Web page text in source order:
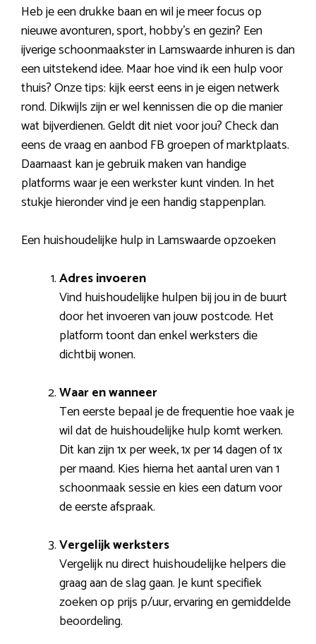
Heb je een drukke baan en wil je meer focus op
nieuwe avonturen, sport, hobby’s en gezin? Een
ijverige schoonmaakster in Lamswaarde inhuren is dan
een uitstekend idee. Maar hoe vind ik een hulp voor
thuis? Onze tips: kijk eerst eens in je eigen netwerk
rond. Dikwijls zijn er wel kennissen die op die manier
wat bijverdienen. Geldt dit niet voor jou? Check dan
eens de vraag en aanbod FB groepen of marktplaats.
Daarnaast kan je gebruik maken van handige
platforms waar je een werkster kunt vinden. In het
stukje hieronder vind je een handig stappenplan.
Een huishoudelijke hulp in Lamswaarde opzoeken
Adres invoeren
Vind huishoudelijke hulpen bij jou in de buurt
door het invoeren van jouw postcode. Het
platform toont dan enkel werksters die
dichtbij wonen.
Waar en wanneer
Ten eerste bepaal je de frequentie hoe vaak je
wil dat de huishoudelijke hulp komt werken.
Dit kan zijn 1x per week, 1x per 14 dagen of 1x
per maand. Kies hierna het aantal uren van 1
schoonmaak sessie en kies een datum voor
de eerste afspraak.
Vergelijk werksters
Vergelijk nu direct huishoudelijke helpers die
graag aan de slag gaan. Je kunt specifiek
zoeken op prijs p/uur, ervaring en gemiddelde
beoordeling.